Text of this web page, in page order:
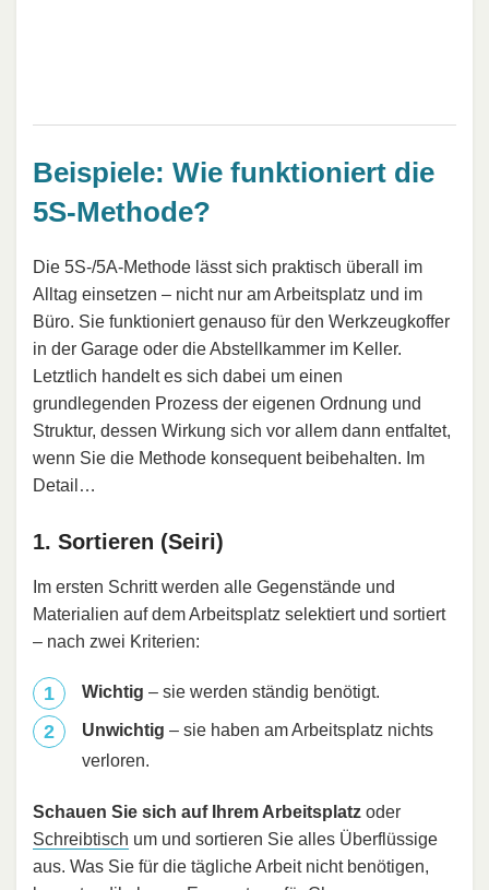
Beispiele: Wie funktioniert die
5S-Methode?
Die 5S-/5A-Methode lässt sich praktisch überall im
Alltag einsetzen – nicht nur am Arbeitsplatz und im
Büro. Sie funktioniert genauso für den Werkzeugkoffer
in der Garage oder die Abstellkammer im Keller.
Letztlich handelt es sich dabei um einen
grundlegenden Prozess der eigenen Ordnung und
Struktur, dessen Wirkung sich vor allem dann entfaltet,
wenn Sie die Methode konsequent beibehalten. Im
Detail…
1. Sortieren (Seiri)
Im ersten Schritt werden alle Gegenstände und
Materialien auf dem Arbeitsplatz selektiert und sortiert
– nach zwei Kriterien:
Wichtig – sie werden ständig benötigt.
Unwichtig – sie haben am Arbeitsplatz nichts
verloren.
Schauen Sie sich auf Ihrem Arbeitsplatz oder
Schreibtisch um und sortieren Sie alles Überflüssige
aus. Was Sie für die tägliche Arbeit nicht benötigen,